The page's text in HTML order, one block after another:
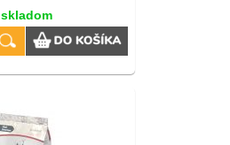
skladom